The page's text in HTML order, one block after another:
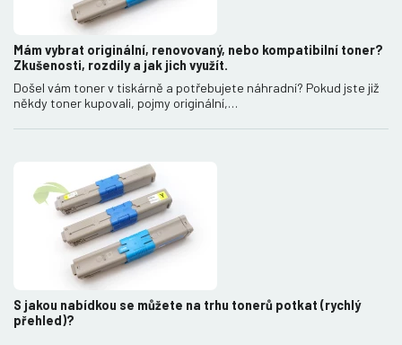
Mám vybrat originální, renovovaný, nebo kompatibilní toner?
Zkušenosti, rozdíly a jak jich využít.
Došel vám toner v tiskárně a potřebujete náhradní? Pokud jste již
někdy toner kupovali, pojmy originální,…
S jakou nabídkou se můžete na trhu tonerů potkat (rychlý
přehled)?